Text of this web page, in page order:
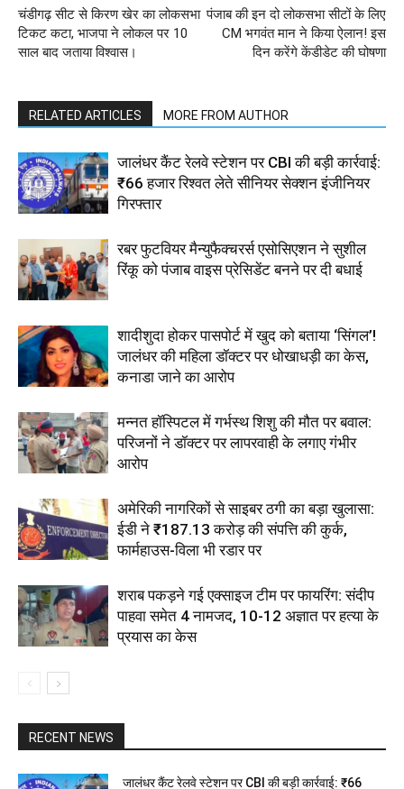
चंडीगढ़ सीट से किरण खेर का लोकसभा
टिकट कटा, भाजपा ने लोकल पर 10
साल बाद जताया विश्वास।
पंजाब की इन दो लोकसभा सीटों के लिए
CM भगवंत मान ने किया ऐलान! इस
दिन करेंगे केंडीडेट की घोषणा
RELATED ARTICLES MORE FROM AUTHOR
जालंधर कैंट रेलवे स्टेशन पर CBI की बड़ी कार्रवाई:
₹66 हजार रिश्वत लेते सीनियर सेक्शन इंजीनियर
गिरफ्तार
रबर फुटवियर मैन्युफैक्चरर्स एसोसिएशन ने सुशील
रिंकू को पंजाब वाइस प्रेसिडेंट बनने पर दी बधाई
शादीशुदा होकर पासपोर्ट में खुद को बताया ‘सिंगल’!
जालंधर की महिला डॉक्टर पर धोखाधड़ी का केस,
कनाडा जाने का आरोप
मन्नत हॉस्पिटल में गर्भस्थ शिशु की मौत पर बवाल:
परिजनों ने डॉक्टर पर लापरवाही के लगाए गंभीर
आरोप
अमेरिकी नागरिकों से साइबर ठगी का बड़ा खुलासा:
ईडी ने ₹187.13 करोड़ की संपत्ति की कुर्क,
फार्महाउस-विला भी रडार पर
शराब पकड़ने गई एक्साइज टीम पर फायरिंग: संदीप
पाहवा समेत 4 नामजद, 10-12 अज्ञात पर हत्या के
प्रयास का केस
RECENT NEWS
जालंधर कैंट रेलवे स्टेशन पर CBI की बड़ी कार्रवाई: ₹66